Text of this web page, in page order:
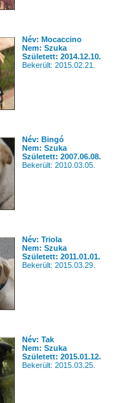
Név: Mocaccino
Nem: Szuka
Született: 2014.12.10.
Bekerült: 2015.02.21.
Név: Bingó
Nem: Szuka
Született: 2007.06.08.
Bekerült: 2010.03.05.
Név: Triola
Nem: Szuka
Született: 2011.01.01.
Bekerült: 2015.03.29.
Név: Tak
Nem: Szuka
Született: 2015.01.12.
Bekerült: 2015.03.25.